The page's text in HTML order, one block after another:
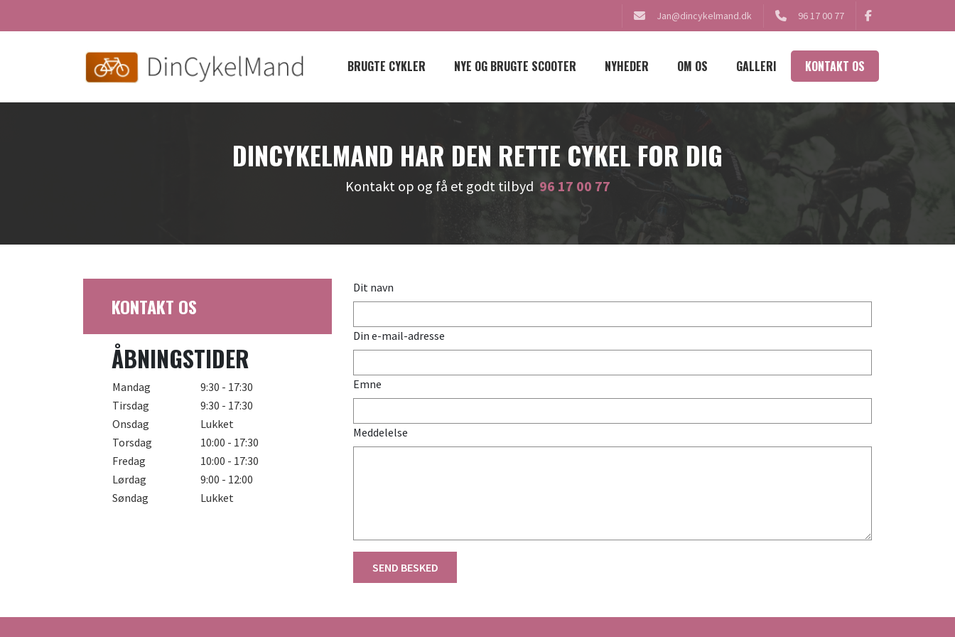
Jan@dincykelmand.dk 96 17 00 77
BRUGTE CYKLER NYE OG BRUGTE SCOOTER NYHEDER OM OS GALLERI KONTAKT OS
DINCYKELMAND HAR DEN RETTE CYKEL FOR DIG
Kontakt op og få et godt tilbyd 96 17 00 77
KONTAKT OS
ÅBNINGSTIDER
Mandag
9:30 - 17:30
Tirsdag
9:30 - 17:30
Onsdag
Lukket
Torsdag
10:00 - 17:30
Fredag
10:00 - 17:30
Lørdag
9:00 - 12:00
Søndag
Lukket
Dit navn
Din e-mail-adresse
Emne
Meddelelse